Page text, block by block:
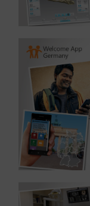
Referenz:
Gemeinnützig
[/vc_row]
MEHR
MEHR